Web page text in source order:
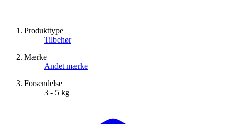
Produkttype
Tilbehør
Mærke
Andet mærke
Forsendelse
3 - 5 kg